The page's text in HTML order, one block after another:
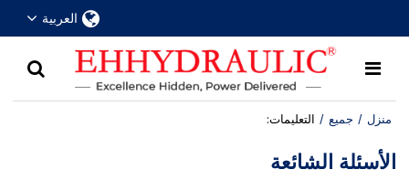
العربية
منزل / جميع / التعليمات:
الأسئلة الشائعة